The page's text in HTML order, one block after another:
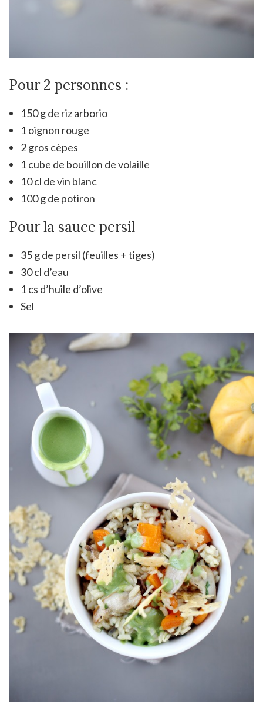
Pour 2 personnes :
150 g de riz arborio
1 oignon rouge
2 gros cèpes
1 cube de bouillon de volaille
10 cl de vin blanc
100 g de potiron
Pour la sauce persil
35 g de persil (feuilles + tiges)
30 cl d’eau
1 cs d’huile d’olive
Sel